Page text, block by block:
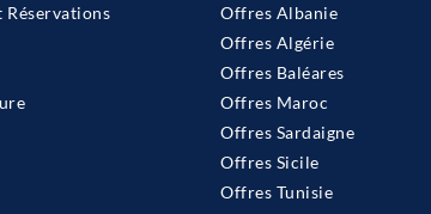
Offres Albanie
Offres Algérie
Offres Baléares
Offres Maroc
Offres Sardaigne
Offres Sicile
Offres Tunisie